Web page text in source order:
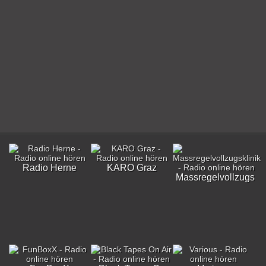
Radio Herne
KARO Graz